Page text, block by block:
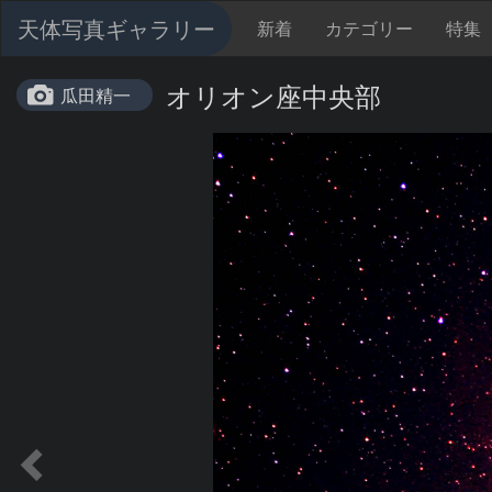
天体写真ギャラリー 新着 カテゴリー 特集
瓜田精一 オリオン座中央部